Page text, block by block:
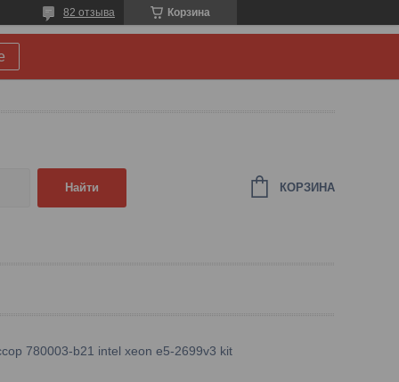
Корзина
82 отзыва
Найти КОРЗИНА
780003-b21 intel xeon e5-2699v3 kit